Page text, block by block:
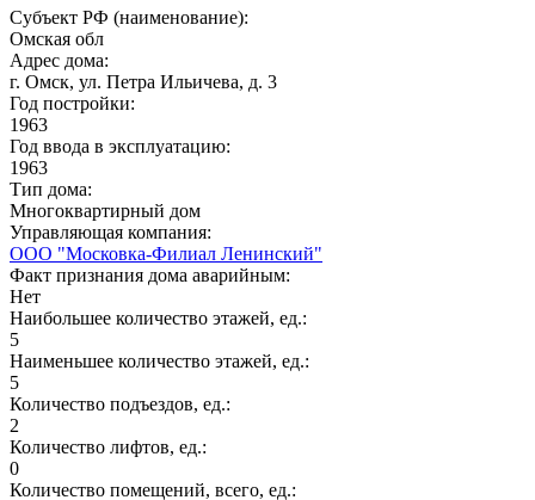
Субъект РФ (наименование):
Омская обл
Адрес дома:
г. Омск, ул. Петра Ильичева, д. 3
Год постройки:
1963
Год ввода в эксплуатацию:
1963
Тип дома:
Многоквартирный дом
Управляющая компания:
ООО "Московка-Филиал Ленинский"
Факт признания дома аварийным:
Нет
Наибольшее количество этажей, ед.:
5
Наименьшее количество этажей, ед.:
5
Количество подъездов, ед.:
2
Количество лифтов, ед.:
0
Количество помещений, всего, ед.: